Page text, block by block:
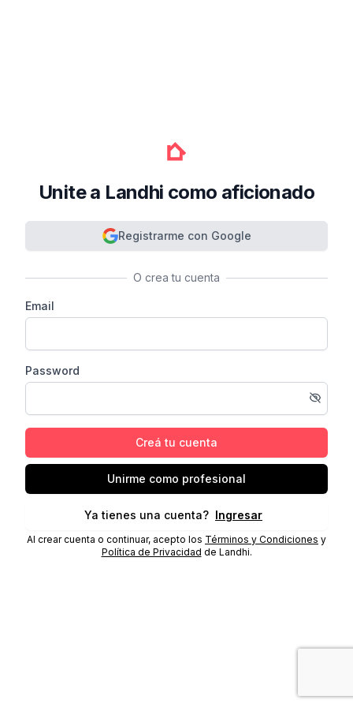
Unite a Landhi como aficionado
Registrarme con Google
O crea tu cuenta
Email
Password
Creá tu cuenta
Unirme como profesional
Ya tienes una cuenta? Ingresar
Al crear cuenta o continuar, acepto los Términos y Condiciones y
Política de Privacidad de Landhi.